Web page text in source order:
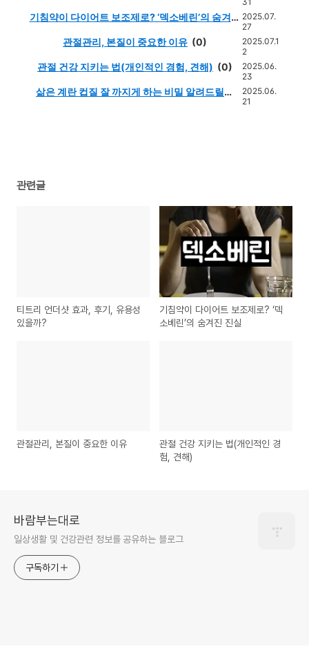
기침약이 다이어트 보조제로? ‘덱소베린’의 숨겨진 2025.07.
27
관절관리, 본질이 중요한 이유 (0)
2025.07.1
2
관절 건강 지키는 법(개인적인 경험, 견해) (0)
2025.06.
23
삶은 계란 컵질 잘 까지게 하는 비밀 알려드릴게
2025.06.
21
관련글
티트리 언더샷 효과, 후기, 유용성
있을까?
기침약이 다이어트 보조제로? ‘덱
소베린’의 숨겨진 진실
관절관리, 본질이 중요한 이유
관절 건강 지키는 법(개인적인 경
험, 견해)
바람부는대로
일상생활 및 건강관련 정보를 공유하는 블로그
구독하기